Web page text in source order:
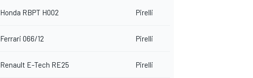
Honda RBPT H002 Pirelli
Ferrari 066/12 Pirelli
Renault E-Tech RE25 Pirelli